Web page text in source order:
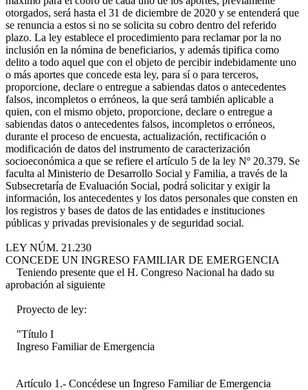
otorgados, será hasta el 31 de diciembre de 2020 y se entenderá que
se renuncia a estos si no se solicita su cobro dentro del referido
plazo. La ley establece el procedimiento para reclamar por la no
inclusión en la nómina de beneficiarios, y además tipifica como
delito a todo aquel que con el objeto de percibir indebidamente uno
o más aportes que concede esta ley, para sí o para terceros,
proporcione, declare o entregue a sabiendas datos o antecedentes
falsos, incompletos o erróneos, la que será también aplicable a
quien, con el mismo objeto, proporcione, declare o entregue a
sabiendas datos o antecedentes falsos, incompletos o erróneos,
durante el proceso de encuesta, actualización, rectificación o
modificación de datos del instrumento de caracterización
socioeconómica a que se refiere el artículo 5 de la ley Nº 20.379. Se
faculta al Ministerio de Desarrollo Social y Familia, a través de la
Subsecretaría de Evaluación Social, podrá solicitar y exigir la
información, los antecedentes y los datos personales que consten en
los registros y bases de datos de las entidades e instituciones
públicas y privadas previsionales y de seguridad social.
LEY NÚM. 21.230
CONCEDE UN INGRESO FAMILIAR DE EMERGENCIA
Teniendo presente que el H. Congreso Nacional ha dado su
aprobación al siguiente
Proyecto de ley:
"Título I
Ingreso Familiar de Emergencia
Artículo 1.- Concédese un Ingreso Familiar de Emergencia